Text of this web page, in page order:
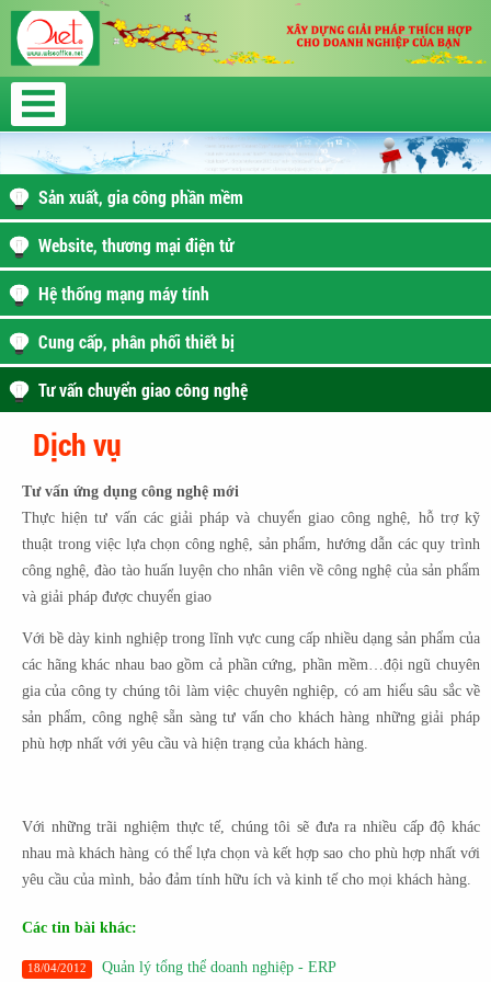
Sản xuất, gia công phần mềm
Website, thương mại điện tử
Hệ thống mạng máy tính
Cung cấp, phân phối thiết bị
Tư vấn chuyển giao công nghệ
Dịch vụ
Tư vấn ứng dụng công nghệ mới
Thực hiện tư vấn các giải pháp và chuyển giao công nghệ, hỗ trợ kỹ
thuật trong việc lựa chọn công nghệ, sản phẩm, hướng dẫn các quy trình
công nghệ, đào tào huấn luyện cho nhân viên về công nghệ của sản phẩm
và giải pháp được chuyển giao
Với bề dày kinh nghiệp trong lĩnh vực cung cấp nhiều dạng sản phẩm của
các hãng khác nhau bao gồm cả phần cứng, phần mềm…đội ngũ chuyên
gia của công ty chúng tôi làm việc chuyên nghiệp, có am hiểu sâu sắc về
sản phẩm, công nghệ sẵn sàng tư vấn cho khách hàng những giải pháp
phù hợp nhất với yêu cầu và hiện trạng của khách hàng.
Với những trãi nghiệm thực tế, chúng tôi sẽ đưa ra nhiều cấp độ khác
nhau mà khách hàng có thể lựa chọn và kết hợp sao cho phù hợp nhất với
yêu cầu của mình, bảo đảm tính hữu ích và kinh tế cho mọi khách hàng.
Các tin bài khác:
18/04/2012 Quản lý tổng thể doanh nghiệp - ERP